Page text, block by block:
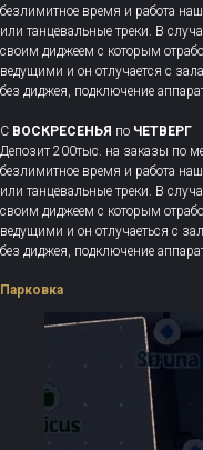
безлимитное время и работа
или танцевальные треки. В
своим диджеем с которым
ведущими и он отлучается с
без диджея, подключение
С ВОСКРЕСЕНЬЯ по ЧЕТВЕРГ
Депозит 200тыс. на заказы по
безлимитное время и работа
или танцевальные треки. В
своим диджеем с которым
ведущими и он отлучаеться с
без диджея, подключение
Парковка